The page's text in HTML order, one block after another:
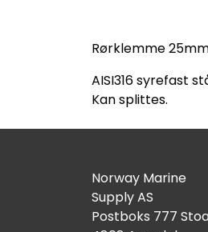
Rørklemme
AISI316 syrefast
Kan splittes.
Norway Marine
Supply AS
Postboks 777